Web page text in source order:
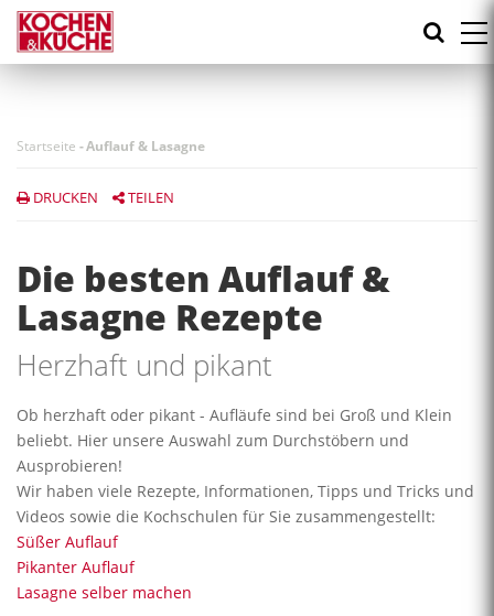
Direkt
zum
Inhalt
Startseite -Auflauf & Lasagne
DRUCKEN TEILEN
Die besten Auflauf &
Lasagne Rezepte
Herzhaft und pikant
Ob herzhaft oder pikant - Aufläufe sind bei Groß und Klein
beliebt. Hier unsere Auswahl zum Durchstöbern und
Ausprobieren!
Wir haben viele Rezepte, Informationen, Tipps und Tricks und
Videos sowie die Kochschulen für Sie zusammengestellt:
Süßer Auflauf
Pikanter Auflauf
Lasagne selber machen